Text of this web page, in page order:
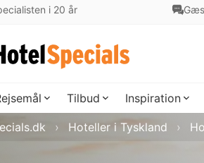
i 20 år
Tilbud Inspiration
Hoteller i Tyskland